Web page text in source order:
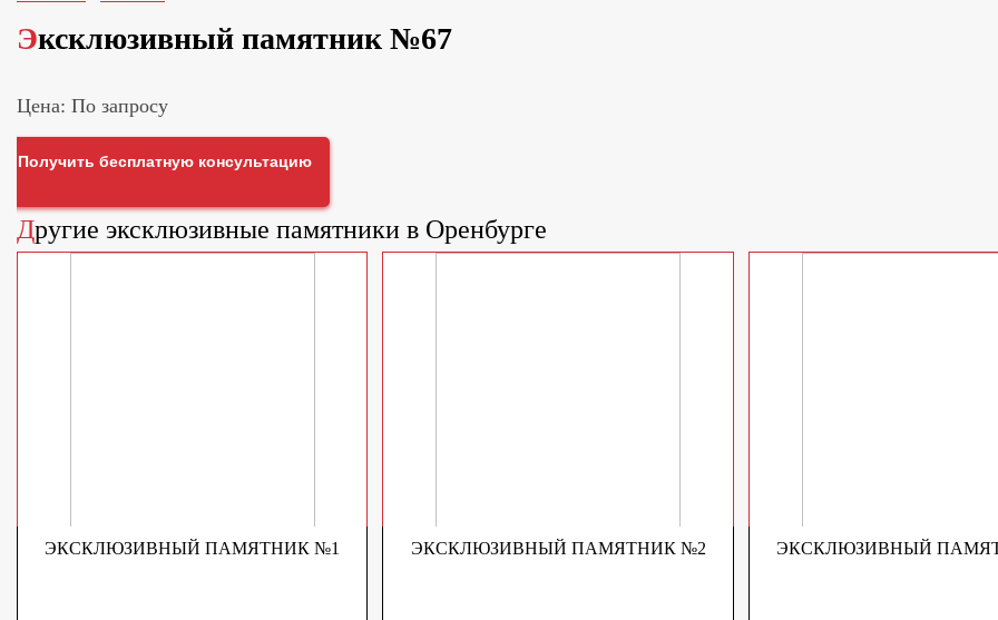
Эксклюзивный памятник №67
Цена: По запросу
Получить бесплатную консультацию
Другие эксклюзивные памятники в Оренбурге
ЭКСКЛЮЗИВНЫЙ ПАМЯТНИК №1 ЭКСКЛЮЗИВНЫЙ ПАМЯТНИК №2 ЭКСКЛЮЗИВНЫЙ